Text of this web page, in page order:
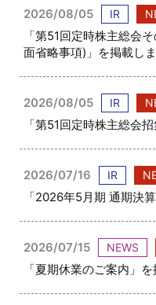
2026/08/05 IR
「第51回定時株主総会
面省略事項)」を掲載し
2026/08/05 IR
「第51回定時株主総会
2026/07/16 IR
「2026年5月期 通期決
2026/07/15 NEWS
「夏期休業のご案内」